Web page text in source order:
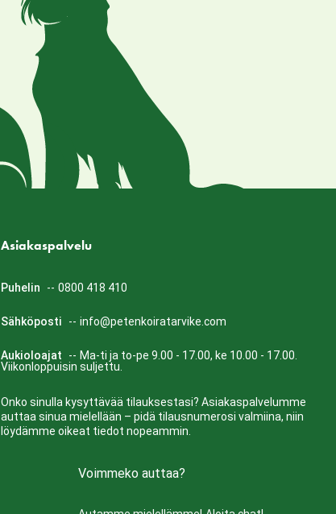
Asiakaspalvelu
Puhelin -- 0800 418 410
Sähköposti -- info@petenkoiratarvike.com
Aukioloajat -- Ma-ti ja to-pe 9.00 - 17.00, ke 10.00 - 17.00.
Viikonloppuisin suljettu.
Onko sinulla kysyttävää tilauksestasi? Asiakaspalvelumme
auttaa sinua mielellään – pidä tilausnumerosi valmiina, niin
löydämme oikeat tiedot nopeammin.
Voimmeko auttaa?